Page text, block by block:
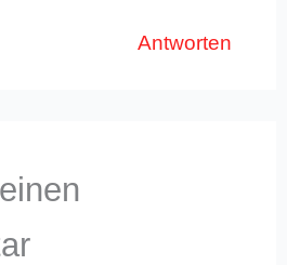
Antworten